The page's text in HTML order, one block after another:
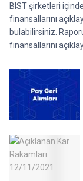
BIST şirketleri
finansallarını
bulabilirsiniz.
finansallarını